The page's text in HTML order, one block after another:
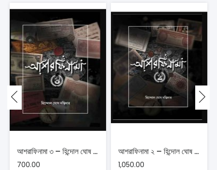
আশরাফিনামা ৩ – হিন্দোল ঘোষ দস্তিদার
700.00
আশরাফিনামা ২ – হিন্দোল ঘোষ দস্তিদার
1,050.00